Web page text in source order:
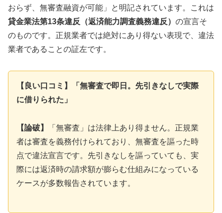
おらず、無審査融資が可能」と明記されています。これは
貸金業法第13条違反（返済能力調査義務違反） の宣言そ
のものです。正規業者では絶対にあり得ない表現で、違法
業者であることの証左です。
【良い口コミ】「無審査で即日。先引きなしで実際
に借りられた」
【論破】
「無審査」は法律上あり得ません。正規業
者は審査を義務付けられており、無審査を謳った時
点で違法宣言です。先引きなしを謳っていても、実
際には返済時の請求額が膨らむ仕組みになっている
ケースが多数報告されています。